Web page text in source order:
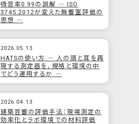
吸音率0.99の誤解 ― ISO
3745:2012が変えた無響室評価の
思想 ―
2026.05.13
HATSの使い方 ― 人の頭と耳を再
現する測定器を、規格と環境の中
でどう運用するか ―
2026.04.13
建築音響の評価手法：現場測定の
効率化とラボ環境での材料評価